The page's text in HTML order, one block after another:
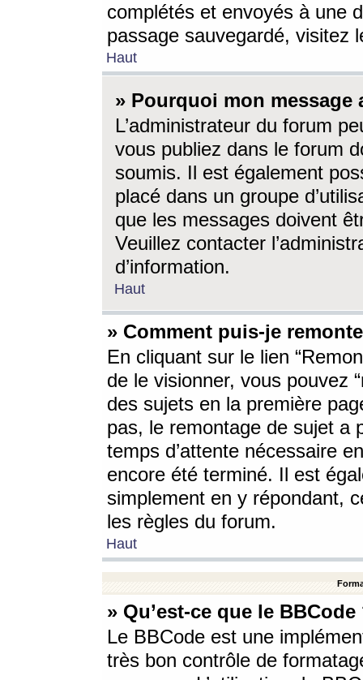
complétés et envoyés à une
passage sauvegardé, visitez
Haut
» Pourquoi mon message
L’administrateur du forum
vous publiez dans le forum
soumis. Il est également
placé dans un groupe
que les messages doivent
Veuillez contacter
d’information.
Haut
» Comment puis-je
En cliquant sur le lien
de le visionner, vous pouvez
des sujets en la première
pas, le remontage de sujet a
temps d’attente nécessaire
encore été terminé. Il est
simplement en y répondant,
les règles du forum.
Haut
» Qu’est-ce que le BBCode
Le BBCode est une
très bon contrôle de